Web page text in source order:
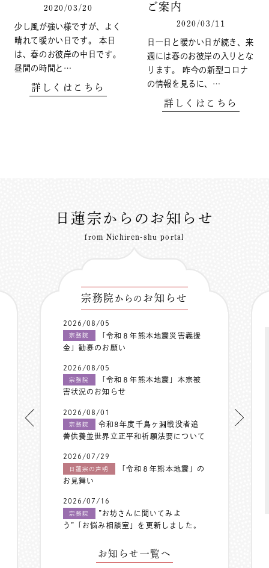
2020/03/20
少し風が強い様ですが、よく
晴れて暖かい日です。 本日
は、春のお彼岸の中日です。
昼間の時間と…
詳しくはこちら
ご案内
2020/03/11
日一日と暖かい日が続き、来
週には春のお彼岸の入りとな
ります。 昨今の新型コロナ
の情報を見るに、…
詳しくはこちら
日蓮宗からのお知らせ
from Nichiren-shu portal
宗務院 からの お知らせ
2026/08/05
宗務院
「令和８年熊本地震災害義援
金」勧募のお願い
2026/08/05
宗務院
「令和８年熊本地震」本宗被
害状況のお知らせ
2026/08/01
宗務院
令和8年度千鳥ヶ淵戦没者追
善供養並世界立正平和祈願法要について
2026/07/29
日蓮宗の声明
「令和８年熊本地震」の
お見舞い
2026/07/16
宗務院
”お坊さんに聞いてみよ
う”「お悩み相談室」を更新しました。
お知らせ一覧へ